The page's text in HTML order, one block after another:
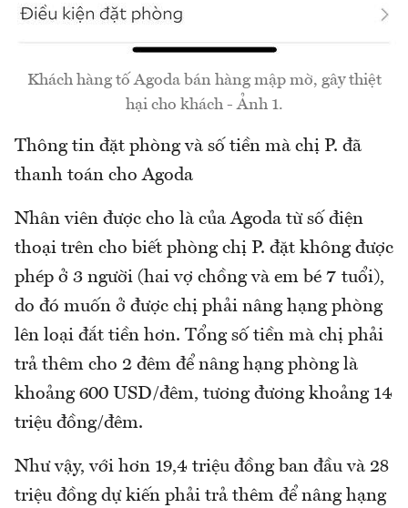
Khách hàng tố Agoda bán hàng mập mờ, gây thiệt
hại cho khách - Ảnh 1.
Thông tin đặt phòng và số tiền mà chị P. đã
thanh toán cho Agoda
Nhân viên được cho là của Agoda từ số điện
thoại trên cho biết phòng chị P. đặt không được
phép ở 3 người (hai vợ chồng và em bé 7 tuổi),
do đó muốn ở được chị phải nâng hạng phòng
lên loại đắt tiền hơn. Tổng số tiền mà chị phải
trả thêm cho 2 đêm để nâng hạng phòng là
khoảng 600 USD/đêm, tương đương khoảng 14
triệu đồng/đêm.
Như vậy, với hơn 19,4 triệu đồng ban đầu và 28
triệu đồng dự kiến phải trả thêm để nâng hạng